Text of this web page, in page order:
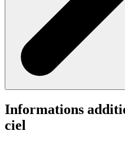
Informations
ciel